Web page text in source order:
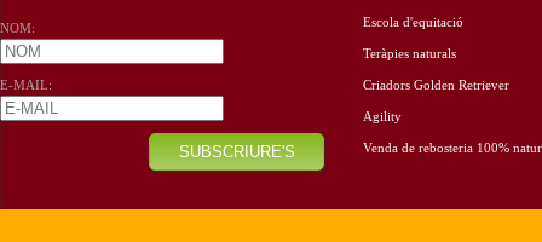
NOM:
E-MAIL:
Escola d'equitació
Teràpies naturals
Criadors Golden Retriever
Agility
Venda de rebosteria 100%